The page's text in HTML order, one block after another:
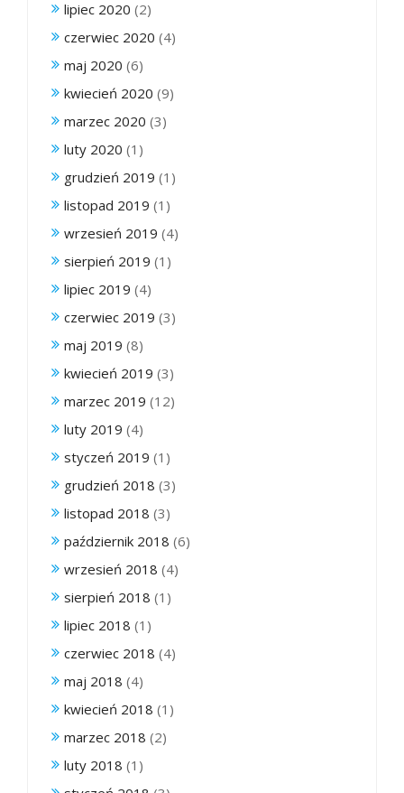
lipiec 2020 (2)
czerwiec 2020 (4)
maj 2020 (6)
kwiecień 2020 (9)
marzec 2020 (3)
luty 2020 (1)
grudzień 2019 (1)
listopad 2019 (1)
wrzesień 2019 (4)
sierpień 2019 (1)
lipiec 2019 (4)
czerwiec 2019 (3)
maj 2019 (8)
kwiecień 2019 (3)
marzec 2019 (12)
luty 2019 (4)
styczeń 2019 (1)
grudzień 2018 (3)
listopad 2018 (3)
październik 2018 (6)
wrzesień 2018 (4)
sierpień 2018 (1)
lipiec 2018 (1)
czerwiec 2018 (4)
maj 2018 (4)
kwiecień 2018 (1)
marzec 2018 (2)
luty 2018 (1)